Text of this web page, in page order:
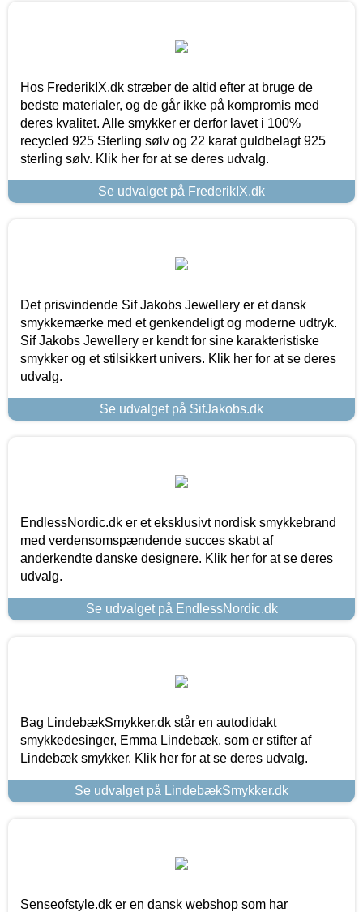
Hos FrederikIX.dk stræber de altid efter at bruge de
bedste materialer, og de går ikke på kompromis med
deres kvalitet. Alle smykker er derfor lavet i 100%
recycled 925 Sterling sølv og 22 karat guldbelagt 925
sterling sølv. Klik her for at se deres udvalg.
Se udvalget på FrederikIX.dk
Det prisvindende Sif Jakobs Jewellery er et dansk
smykkemærke med et genkendeligt og moderne udtryk.
Sif Jakobs Jewellery er kendt for sine karakteristiske
smykker og et stilsikkert univers. Klik her for at se deres
udvalg.
Se udvalget på SifJakobs.dk
EndlessNordic.dk er et eksklusivt nordisk smykkebrand
med verdensomspændende succes skabt af
anderkendte danske designere. Klik her for at se deres
udvalg.
Se udvalget på EndlessNordic.dk
Bag LindebækSmykker.dk står en autodidakt
smykkedesinger, Emma Lindebæk, som er stifter af
Lindebæk smykker. Klik her for at se deres udvalg.
Se udvalget på LindebækSmykker.dk
Senseofstyle.dk er en dansk webshop som har